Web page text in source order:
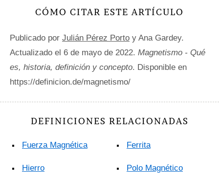
CÓMO CITAR ESTE ARTÍCULO
Publicado por Julián Pérez Porto y Ana Gardey.
Actualizado el 6 de mayo de 2022. Magnetismo - Qué
es, historia, definición y concepto. Disponible en
https://definicion.de/magnetismo/
DEFINICIONES RELACIONADAS
Fuerza Magnética
Hierro
Ferrita
Polo Magnético